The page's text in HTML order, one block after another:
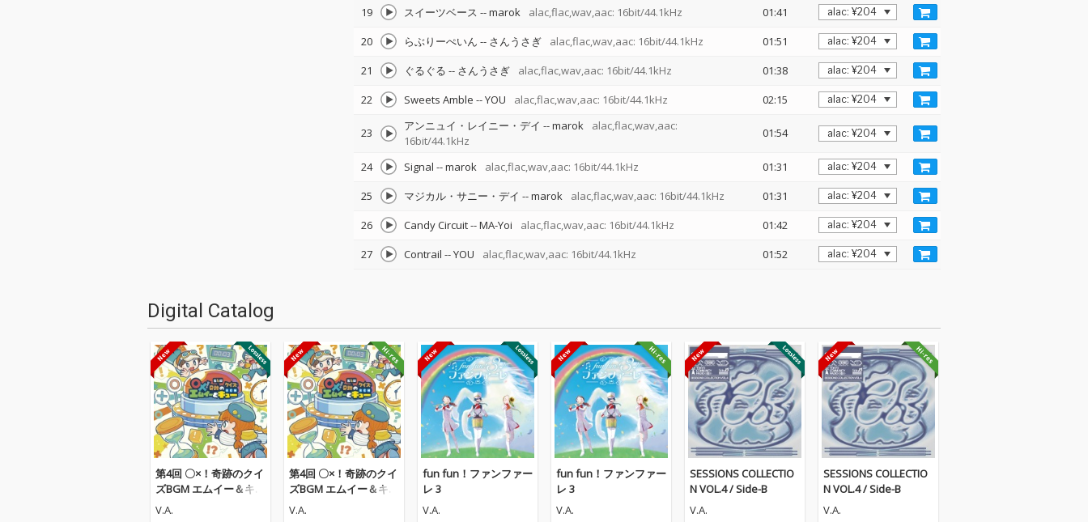
19 スイーツベース --marok alac,flac,wav,aac: 16bit/44.1kHz
01:41
20
らぶりーぺいん -- さんうさぎ alac,flac,wav,aac: 16bit/44.1kHz
01:51
21
ぐるぐる -- さんうさぎ alac,flac,wav,aac: 16bit/44.1kHz
01:38
22
Sweets Amble --YOU alac,flac,wav,aac: 16bit/44.1kHz 02:15
23 アンニュイ・レイニー・デイ --marok
alac,flac,wav,aac:
16bit/44.1kHz
01:54
24 Signal --marok alac,flac,wav,aac: 16bit/44.1kHz
01:31
25
マジカル・サニー・デイ --marok alac,flac,wav,aac: 16bit/44.1kHz
01:31
26
Candy Circuit--MA-Yoi alac,flac,wav,aac: 16bit/44.1kHz
01:42
27
Contrail --YOU alac,flac,wav,aac: 16bit/44.1kHz 01:52
Digital Catalog
第4回 〇×！奇跡のクイ
ズBGM エムイー＆キュ
ー
V.A.
第4回 〇×！奇跡のクイ
ズBGM エムイー＆キュ
ー
V.A.
fun fun！ファンファー
レ 3
V.A.
fun fun！ファンファー
レ 3
V.A.
SESSIONS COLLECTIO
N VOL.4 / Side-B
V.A.
SESSIONS COLLECTIO
N VOL.4 / Side-B
V.A.